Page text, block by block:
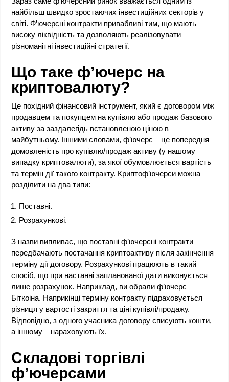
найбільш швидко зростаючих інвестиційних секторів у
світі. Ф’ючерсні контракти привабливі тим, що мають
високу ліквідність та дозволяють реалізовувати
різноманітні інвестиційні стратегії.
Що таке ф’ючерс на
криптовалюту?
Це похідний фінансовий інструмент, який є договором між
продавцем та покупцем на купівлю або продаж базового
активу за заздалегідь встановленою ціною в
майбутньому. Іншими словами, ф’ючерс – це попередня
домовленість про купівлю/продаж активу (у нашому
випадку криптовалюти), за якої обумовлюється вартість
та термін дії такого контракту. Криптоф’ючерси можна
розділити на два типи:
Поставні.
Розрахункові.
З назви випливає, що поставні ф’ючерсні контракти
передбачають постачання криптоактиву після закінчення
терміну дії договору. Розрахункові працюють в такий
спосіб, що при настанні запланованої дати виконується
лише розрахунок. Наприклад, ви обрали ф’ючерс
Біткоіна. Наприкінці терміну контракту підраховується
різниця у вартості закриття та ціні купівлі/продажу.
Відповідно, з одного учасника договору списують кошти,
а іншому – нараховують їх.
Складовіторгівлі
ф’ючерсами